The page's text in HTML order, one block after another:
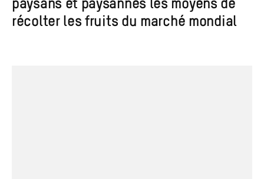
recherche
paysans et paysannes les moyens de
récolter les fruits du marché mondial